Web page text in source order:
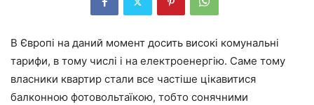
В Європі на даний момент досить високі комунальні
тарифи, в тому числі і на електроенергію. Саме тому
власники квартир стали все частіше цікавитися
балконною фотовольтаїкою, тобто сонячними